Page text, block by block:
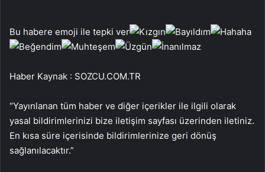
Bu habere emoji ile tepki ver
Haber Kaynak : SOZCU.COM.TR
“Yayınlanan tüm haber ve diğer içerikler ile ilgili olarak
yasal bildirimlerinizi bize iletişim sayfası üzerinden iletiniz.
En kısa süre içerisinde bildirimlerinize geri dönüş
sağlanılacaktır.”